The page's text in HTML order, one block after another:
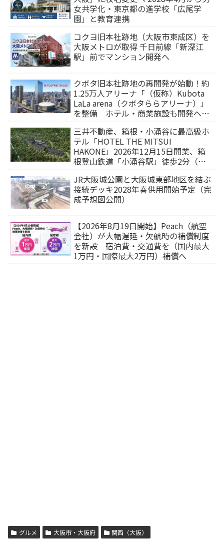
女共学化・東京都の進学校「広尾学
園」と教育連携
コクヨ旧本社跡地（大阪市東成区）を
大阪メトロが取得 千日前線「新深江
駅」前でマンション開発へ
クボタ旧本社跡地の再開発が始動！約
1.25万人アリーナ「（仮称）Kubota
LaLa arena（クボタららアリーナ）」
を整備 ホテル・商業施設も開発へ
三井不動産、箱根・小涌谷に最高級ホ
テル「HOTEL THE MITSUI
HAKONE」2026年12月15日開業、箱
根登山鉄道「小涌谷駅」徒歩2分（旅
JR大阪城公園と大阪城東部地区を結ぶ
接続デッキ2028年春供用開始予定（完
成予想図公開）
【2026年8月19日開始】Peach（航空
会社）が大幅遅延・欠航時の補償制度
を新設 宿泊費・交通費を（国内最大
1万円・国際最大2万円）補償へ
グルメ 大阪市・大阪府 関西（大阪）